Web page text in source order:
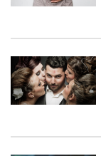
Pháp luật
Vụ án
Tin nóng
Tư vấn luật